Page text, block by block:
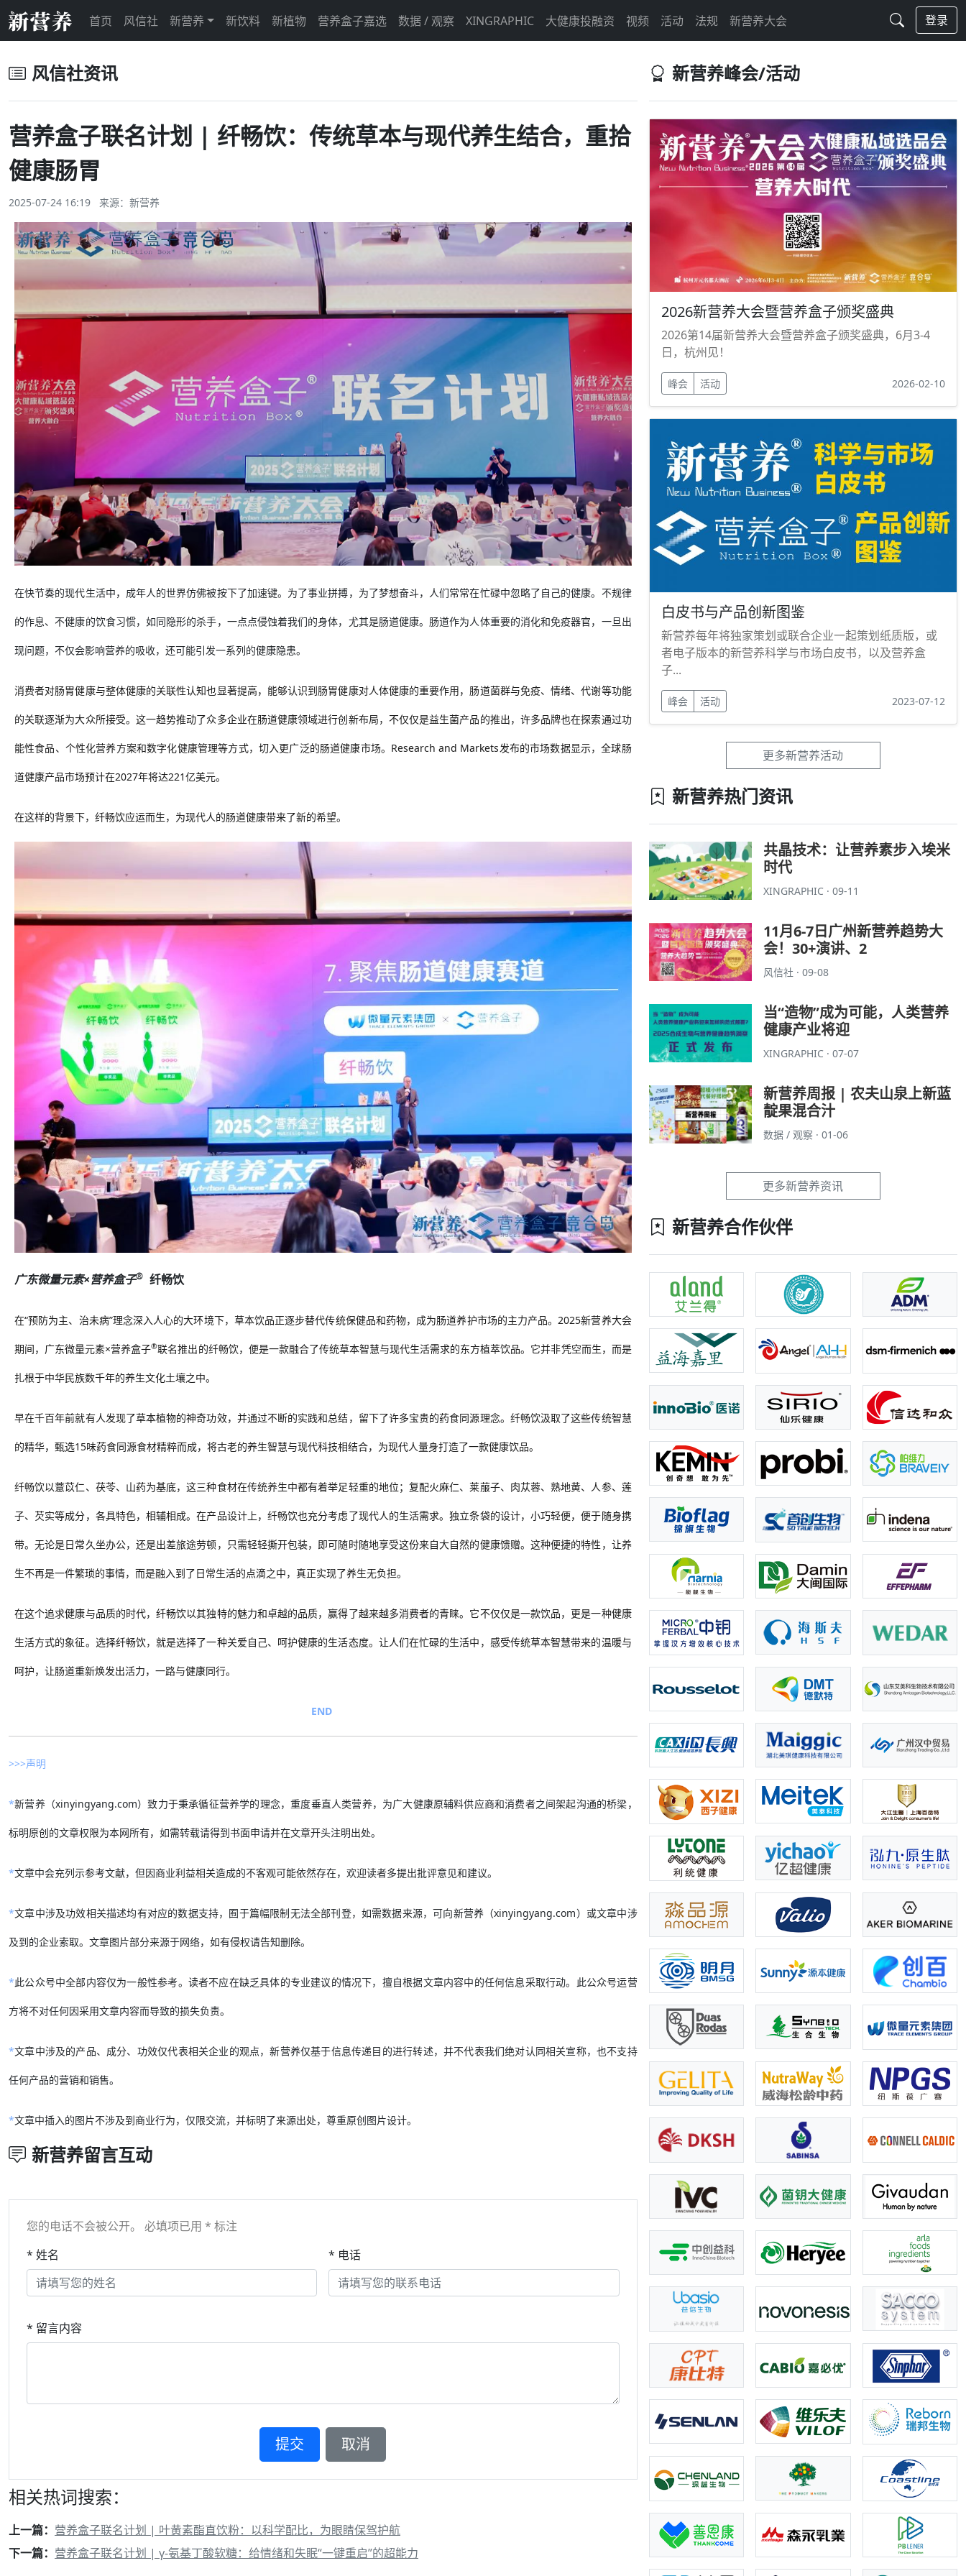
首页 风信社 新营养 新饮料 新植物 营养盒子嘉选 数据 / 观察 XINGRAPHIC 大健康投融资 视频 活动 法规 新营养大会 登录
风信社资讯
营养盒子联名计划 | 纤畅饮：传统草本与现代养生结合，重拾
健康肠胃
2025-07-24 16:19 来源： 新营养
在快节奏的现代生活中，成年人的世界仿佛被按下了加速键。为了事业拼搏，为了梦想奋斗，人们常常在忙碌中忽略了自己的健康。不规律
的作息、不健康的饮食习惯，如同隐形的杀手，一点点侵蚀着我们的身体，尤其是肠道健康。肠道作为人体重要的消化和免疫器官，一旦出
现问题，不仅会影响营养的吸收，还可能引发一系列的健康隐患。
消费者对肠胃健康与整体健康的关联性认知也显著提高，能够认识到肠胃健康对人体健康的重要作用，肠道菌群与免疫、情绪、代谢等功能
的关联逐渐为大众所接受。这一趋势推动了众多企业在肠道健康领域进行创新布局，不仅仅是益生菌产品的推出，许多品牌也在探索通过功
能性食品、个性化营养方案和数字化健康管理等方式，切入更广泛的肠道健康市场。Research and Markets发布的市场数据显示，全球肠
道健康产品市场预计在2027年将达221亿美元。
在这样的背景下，纤畅饮应运而生，为现代人的肠道健康带来了新的希望。
广东微量元素×营养盒子® 纤畅饮
在“预防为主、治未病”理念深入人心的大环境下，草本饮品正逐步替代传统保健品和药物，成为肠道养护市场的主力产品。2025新营养大会
期间，广东微量元素×营养盒子®联名推出的纤畅饮，便是一款融合了传统草本智慧与现代生活需求的东方植萃饮品。它并非凭空而生，而是
扎根于中华民族数千年的养生文化土壤之中。
早在千百年前就有人发现了草本植物的神奇功效，并通过不断的实践和总结，留下了许多宝贵的药食同源理念。纤畅饮汲取了这些传统智慧
的精华，甄选15味药食同源食材精粹而成，将古老的养生智慧与现代科技相结合，为现代人量身打造了一款健康饮品。
纤畅饮以薏苡仁、茯苓、山药为基底，这三种食材在传统养生中都有着举足轻重的地位；复配火麻仁、莱菔子、肉苁蓉、熟地黄、人参、莲
子、芡实等成分，各具特色，相辅相成。在产品设计上，纤畅饮也充分考虑了现代人的生活需求。独立条袋的设计，小巧轻便，便于随身携
带。无论是日常久坐办公，还是出差旅途劳顿，只需轻轻撕开包装，即可随时随地享受这份来自大自然的健康馈赠。这种便捷的特性，让养
生不再是一件繁琐的事情，而是融入到了日常生活的点滴之中，真正实现了养生无负担。
在这个追求健康与品质的时代，纤畅饮以其独特的魅力和卓越的品质，赢得了越来越多消费者的青睐。它不仅仅是一款饮品，更是一种健康
生活方式的象征。选择纤畅饮，就是选择了一种关爱自己、呵护健康的生活态度。让人们在忙碌的生活中，感受传统草本智慧带来的温暖与
呵护，让肠道重新焕发出活力，一路与健康同行。
END
>>>声明
*新营养（xinyingyang.com）致力于秉承循征营养学的理念，重度垂直人类营养，为广大健康原辅料供应商和消费者之间架起沟通的桥梁，
标明原创的文章权限为本网所有，如需转载请得到书面申请并在文章开头注明出处。
*文章中会充列示参考文献，但因商业利益相关造成的不客观可能依然存在，欢迎读者多提出批评意见和建议。
*文章中涉及功效相关描述均有对应的数据支持，囿于篇幅限制无法全部刊登，如需数据来源，可向新营养（xinyingyang.com）或文章中涉
及到的企业索取。文章图片部分来源于网络，如有侵权请告知删除。
*此公众号中全部内容仅为一般性参考。读者不应在缺乏具体的专业建议的情况下，擅自根据文章内容中的任何信息采取行动。此公众号运营
方将不对任何因采用文章内容而导致的损失负责。
*文章中涉及的产品、成分、功效仅代表相关企业的观点，新营养仅基于信息传递目的进行转述，并不代表我们绝对认同相关宣称，也不支持
任何产品的营销和销售。
*文章中插入的图片不涉及到商业行为，仅限交流，并标明了来源出处，尊重原创图片设计。
新营养留言互动
您的电话不会被公开。 必填项已用 * 标注
* 姓名
* 电话
* 留言内容
相关热词搜索：
上一篇： 营养盒子联名计划 | 叶黄素酯直饮粉：以科学配比，为眼睛保驾护航
下一篇： 营养盒子联名计划 | γ-氨基丁酸软糖：给情绪和失眠“一键重启”的超能力
新营养峰会/活动
2026新营养大会暨营养盒子颁奖盛典
2026第14届新营养大会暨营养盒子颁奖盛典，6月3-4
日，杭州见！
峰会 活动 2026-02-10
白皮书与产品创新图鉴
新营养每年将独家策划或联合企业一起策划纸质版，或
者电子版本的新营养科学与市场白皮书，以及营养盒
子...
峰会 活动 2023-07-12
更多新营养活动
新营养热门资讯
共晶技术：让营养素步入埃米
时代
XINGRAPHIC · 09-11
11月6-7日广州新营养趋势大
会！30+演讲、2
风信社 · 09-08
当“造物”成为可能，人类营养
健康产业将迎
XINGRAPHIC · 07-07
新营养周报 | 农夫山泉上新蓝
靛果混合汁
数据 / 观察 · 01-06
更多新营养资讯
新营养合作伙伴